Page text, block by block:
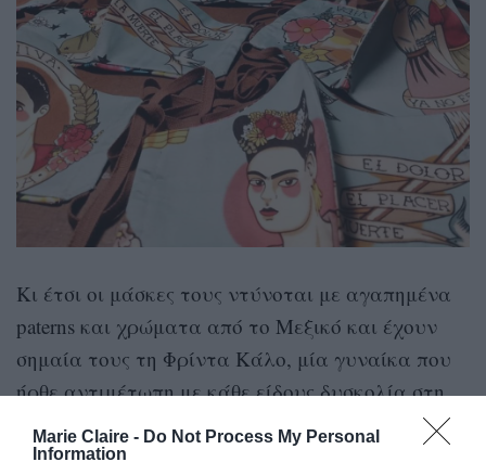
Marie Claire - Do Not Process My Personal
Information
Κι έτσι οι μάσκες τους ντύνοται με αγαπημένα
paterns και χρώματα από το Μεξικό και έχουν
σημαία τους τη Φρίντα Κάλο, μία γυναίκα που
ήρθε αντιμέτωπη με κάθε είδους δυσκολία στη
ζωή της και την ξεπέρασε:
“Νομίζω πως σιγά
σιγά θα καταφέρω να λύσω τα προβλήματά μου